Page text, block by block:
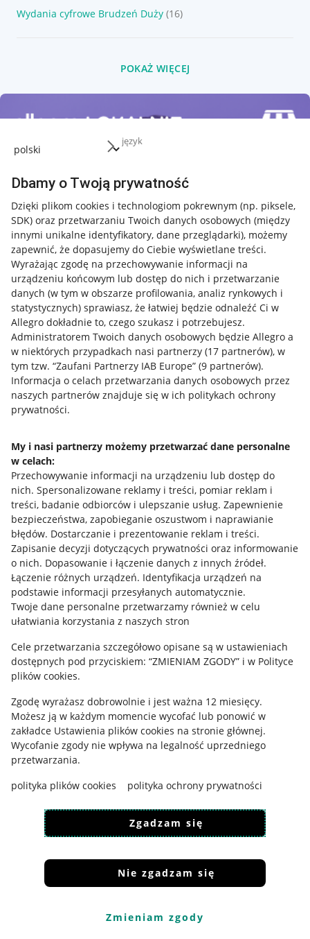
język
Dbamy o Twoją prywatność
Dzięki plikom cookies i technologiom pokrewnym (np. piksele,
SDK) oraz przetwarzaniu Twoich danych osobowych (między
innymi unikalne identyfikatory, dane przeglądarki), możemy
zapewnić, że dopasujemy do Ciebie wyświetlane treści.
Wyrażając zgodę na przechowywanie informacji na
urządzeniu końcowym lub dostęp do nich i przetwarzanie
danych (w tym w obszarze profilowania, analiz rynkowych i
statystycznych) sprawiasz, że łatwiej będzie odnaleźć Ci w
Allegro dokładnie to, czego szukasz i potrzebujesz.
Administratorem Twoich danych osobowych będzie Allegro a
w niektórych przypadkach nasi partnerzy (17 partnerów), w
tym tzw. “Zaufani Partnerzy IAB Europe” (9 partnerów).
Informacja o celach przetwarzania danych osobowych przez
naszych partnerów znajduje się w ich politykach ochrony
prywatności.
My i nasi partnerzy możemy przetwarzać dane personalne
w celach:
Przechowywanie informacji na urządzeniu lub dostęp do
nich. Spersonalizowane reklamy i treści, pomiar reklam i
treści, badanie odbiorców i ulepszanie usług. Zapewnienie
bezpieczeństwa, zapobieganie oszustwom i naprawianie
błędów. Dostarczanie i prezentowanie reklam i treści.
Zapisanie decyzji dotyczących prywatności oraz informowanie
o nich. Dopasowanie i łączenie danych z innych źródeł.
Łączenie różnych urządzeń. Identyfikacja urządzeń na
podstawie informacji przesyłanych automatycznie.
Twoje dane personalne przetwarzamy również w celu
ułatwiania korzystania z naszych stron
Cele przetwarzania szczegółowo opisane są w ustawieniach
dostępnych pod przyciskiem: “ZMIENIAM ZGODY” i w Polityce
plików cookies.
Zgodę wyrażasz dobrowolnie i jest ważna 12 miesięcy.
Możesz ją w każdym momencie wycofać lub ponowić w
zakładce Ustawienia plików cookies na stronie głównej.
Wycofanie zgody nie wpływa na legalność uprzedniego
przetwarzania.
polityka plików cookies
polityka ochrony prywatności
Zgadzam się
Nie zgadzam się
Zmieniam zgody
Wydania cyfrowe Brudzeń Duży (16)
POKAŻ WIĘCEJ
Nawigacja
Przydatne informacje
Jak to działa
Allegro Gadane dla sprzedających
Allegro Gadane dla kupujących
Mapa miejscowości
Informacje prawne
Regulamin
Polityka plików "cookies"
Ustawienia plików "cookies"
Udostępnianie lokalizacji
Informacje dla Aktu o Usługach Cyfrowych
Pobierz aplikację
Korzystanie z serwisu oznacza akceptacjęregulaminu